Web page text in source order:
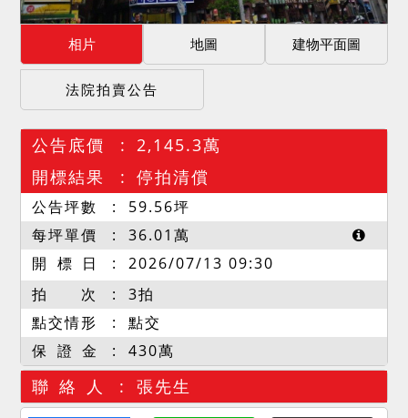
相片 地圖 建物平面圖
法院拍賣公告
公告底價
2,145.3萬
開標結果
停拍清償
公告坪數 59.56坪
每坪單價
36.01萬
開 標 日
2026/07/13 09:30
拍 次
3拍
點交情形
點交
保 證 金
430萬
聯 絡 人 張先生